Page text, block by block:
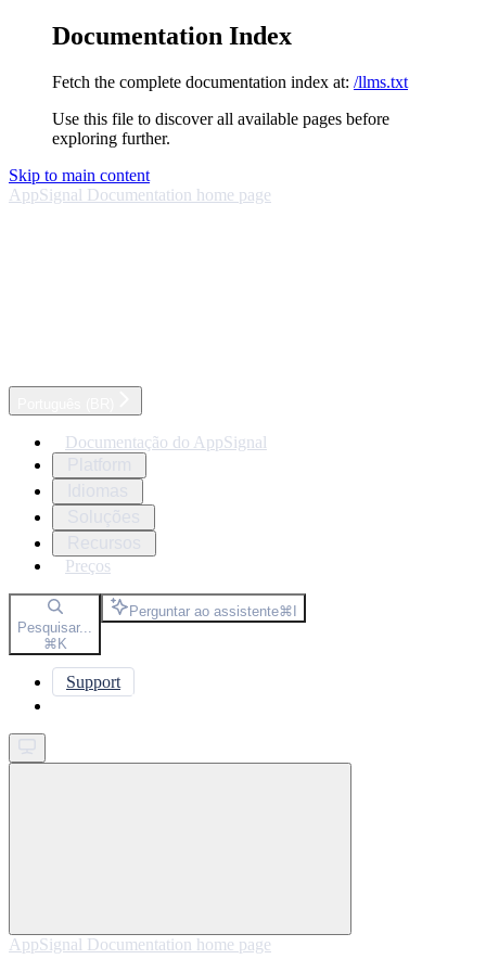
Documentation Index
Fetch the complete documentation index at: /llms.txt
Use this file to discover all available pages before
exploring further.
Skip to main content
AppSignal Documentation home page
Documentação do AppSignal
Preços
Pesquisar...
⌘K
Perguntar ao assistente⌘I
Support
AppSignal Documentation home page